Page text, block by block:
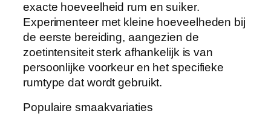
exacte hoeveelheid rum en suiker.
Experimenteer met kleine hoeveelheden bij
de eerste bereiding, aangezien de
zoetintensiteit sterk afhankelijk is van
persoonlijke voorkeur en het specifieke
rumtype dat wordt gebruikt.
Populaire smaakvariaties